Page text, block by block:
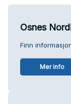
Osnes
Finn
Mer info